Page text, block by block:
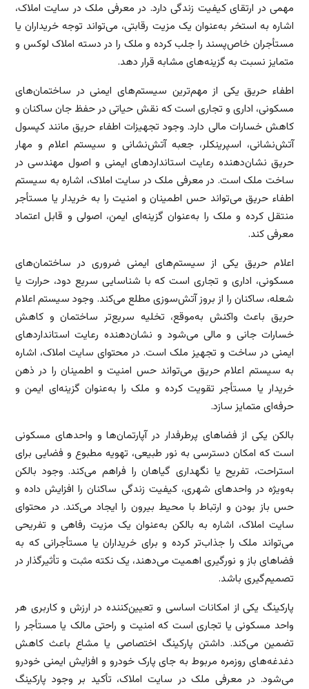
مهمی در ارتقای کیفیت زندگی دارد. در معرفی ملک در سایت املاک،
اشاره به استخر به‌عنوان یک مزیت رقابتی، می‌تواند توجه خریداران یا
مستأجران خاص‌پسند را جلب کرده و ملک را در دسته املاک لوکس و
متمایز نسبت به گزینه‌های مشابه قرار دهد.
اطفاء حریق یکی از مهم‌ترین سیستم‌های ایمنی در ساختمان‌های
مسکونی، اداری و تجاری است که نقش حیاتی در حفظ جان ساکنان و
کاهش خسارات مالی دارد. وجود تجهیزات اطفاء حریق مانند کپسول
آتش‌نشانی، اسپرینکلر، جعبه آتش‌نشانی و سیستم اعلام و مهار
حریق نشان‌دهنده رعایت استانداردهای ایمنی و اصول مهندسی در
ساخت ملک است. در معرفی ملک در سایت املاک، اشاره به سیستم
اطفاء حریق می‌تواند حس اطمینان و امنیت را به خریدار یا مستأجر
منتقل کرده و ملک را به‌عنوان گزینه‌ای ایمن، اصولی و قابل اعتماد
معرفی کند.
اعلام حریق یکی از سیستم‌های ایمنی ضروری در ساختمان‌های
مسکونی، اداری و تجاری است که با شناسایی سریع دود، حرارت یا
شعله، ساکنان را از بروز آتش‌سوزی مطلع می‌کند. وجود سیستم اعلام
حریق باعث واکنش به‌موقع، تخلیه سریع‌تر ساختمان و کاهش
خسارات جانی و مالی می‌شود و نشان‌دهنده رعایت استانداردهای
ایمنی در ساخت و تجهیز ملک است. در محتوای سایت املاک، اشاره
به سیستم اعلام حریق می‌تواند حس امنیت و اطمینان را در ذهن
خریدار یا مستأجر تقویت کرده و ملک را به‌عنوان گزینه‌ای ایمن و
حرفه‌ای متمایز سازد.
بالکن یکی از فضاهای پرطرفدار در آپارتمان‌ها و واحدهای مسکونی
است که امکان دسترسی به نور طبیعی، تهویه مطبوع و فضایی برای
استراحت، تفریح یا نگهداری گیاهان را فراهم می‌کند. وجود بالکن
به‌ویژه در واحدهای شهری، کیفیت زندگی ساکنان را افزایش داده و
حس باز بودن و ارتباط با محیط بیرون را ایجاد می‌کند. در محتوای
سایت املاک، اشاره به بالکن به‌عنوان یک مزیت رفاهی و تفریحی
می‌تواند ملک را جذاب‌تر کرده و برای خریداران یا مستأجرانی که به
فضاهای باز و نورگیری اهمیت می‌دهند، یک نکته مثبت و تأثیرگذار در
تصمیم‌گیری باشد.
پارکینگ یکی از امکانات اساسی و تعیین‌کننده در ارزش و کاربری هر
واحد مسکونی یا تجاری است که امنیت و راحتی مالک یا مستأجر را
تضمین می‌کند. داشتن پارکینگ اختصاصی یا مشاع باعث کاهش
دغدغه‌های روزمره مربوط به جای پارک خودرو و افزایش ایمنی خودرو
می‌شود. در معرفی ملک در سایت املاک، تأکید بر وجود پارکینگ